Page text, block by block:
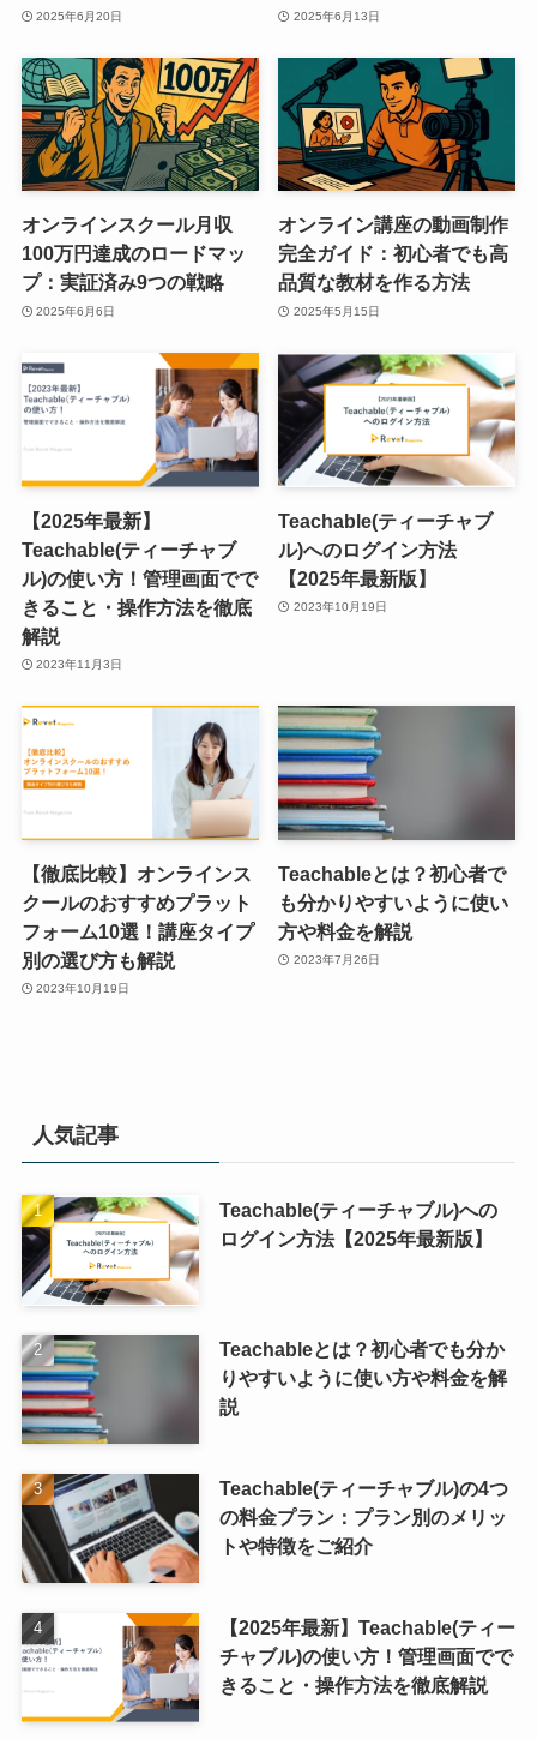
2025年6月20日 2025年6月13日
オンラインスクール月収
100万円達成のロードマッ
プ：実証済み9つの戦略
2025年6月6日
オンライン講座の動画制作
完全ガイド：初心者でも高
品質な教材を作る方法
2025年5月15日
【2025年最新】
Teachable(ティーチャブ
ル)の使い方！管理画面でで
きること・操作方法を徹底
解説
2023年11月3日
Teachable(ティーチャブ
ル)へのログイン方法
【2025年最新版】
2023年10月19日
【徹底比較】オンラインス
クールのおすすめプラット
フォーム10選！講座タイプ
別の選び方も解説
2023年10月19日
Teachableとは？初心者で
も分かりやすいように使い
方や料金を解説
2023年7月26日
人気記事
Teachable(ティーチャブル)への
ログイン方法【2025年最新版】
Teachableとは？初心者でも分か
りやすいように使い方や料金を解
説
Teachable(ティーチャブル)の4つ
の料金プラン：プラン別のメリッ
トや特徴をご紹介
【2025年最新】Teachable(ティー
チャブル)の使い方！管理画面でで
きること・操作方法を徹底解説